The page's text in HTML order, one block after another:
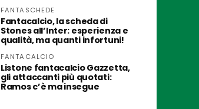
FANTASCHEDE
Fantacalcio, la scheda di
Stones all’Inter: esperienza e
qualità, ma quanti infortuni!
FANTACALCIO
Listone fantacalcio Gazzetta,
gli attaccanti più quotati:
Ramos c’è ma insegue